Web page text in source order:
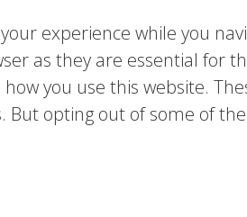
experience while you
as they are essential for
you use this website.
opting out of some of